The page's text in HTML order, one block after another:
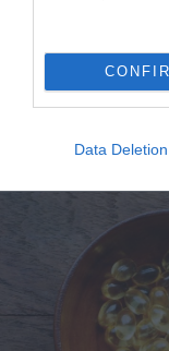
Data Deletion
συμπτώματα
ΔΗΜΟΦΙΛΗ